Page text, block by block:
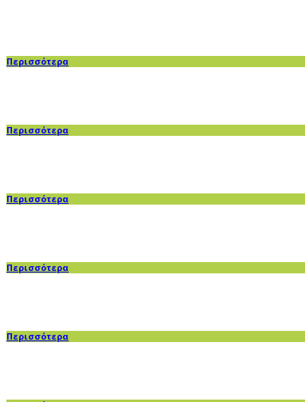
Περισσότερα
Περισσότερα
Περισσότερα
Περισσότερα
Περισσότερα